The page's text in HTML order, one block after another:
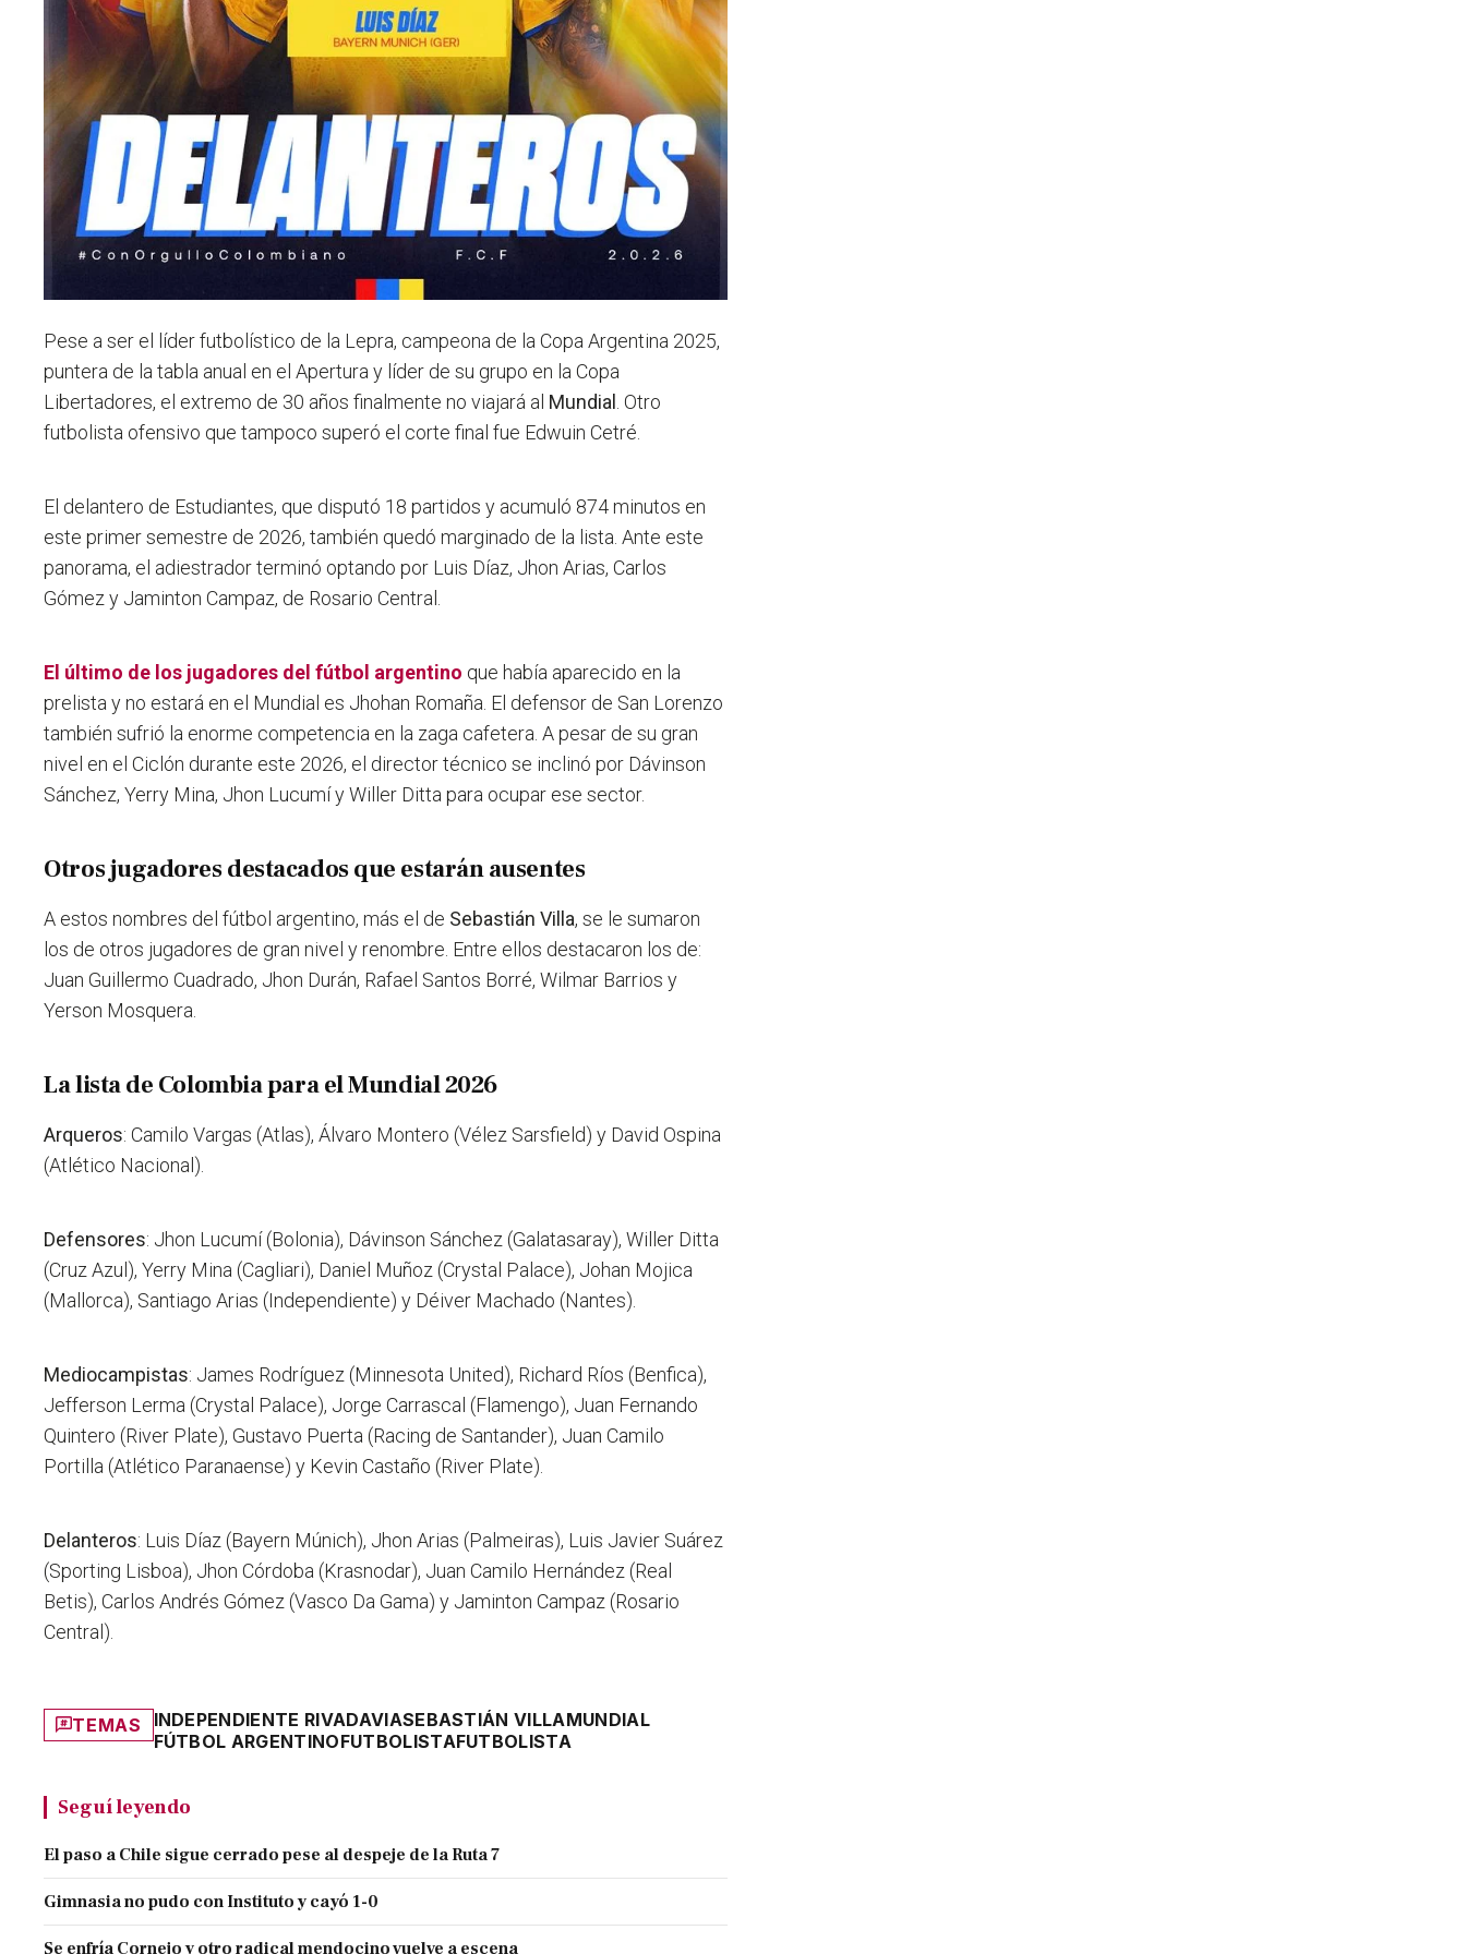
Pese a ser el líder futbolístico de la Lepra, campeona de la Copa Argentina 2025,
puntera de la tabla anual en el Apertura y líder de su grupo en la Copa
Libertadores, el extremo de 30 años finalmente no viajará al Mundial . Otro
futbolista ofensivo que tampoco superó el corte final fue Edwuin Cetré.
El delantero de Estudiantes, que disputó 18 partidos y acumuló 874 minutos en
este primer semestre de 2026, también quedó marginado de la lista. Ante este
panorama, el adiestrador terminó optando por Luis Díaz, Jhon Arias, Carlos
Gómez y Jaminton Campaz, de Rosario Central.
El último de los jugadores del fútbol argentino que había aparecido en la
prelista y no estará en el Mundial es Jhohan Romaña. El defensor de San Lorenzo
también sufrió la enorme competencia en la zaga cafetera. A pesar de su gran
nivel en el Ciclón durante este 2026, el director técnico se inclinó por Dávinson
Sánchez, Yerry Mina, Jhon Lucumí y Willer Ditta para ocupar ese sector.
Otros jugadores destacados que estarán ausentes
A estos nombres del fútbol argentino, más el de Sebastián Villa, se le sumaron
los de otros jugadores de gran nivel y renombre. Entre ellos destacaron los de:
Juan Guillermo Cuadrado, Jhon Durán, Rafael Santos Borré, Wilmar Barrios y
Yerson Mosquera.
La lista de Colombia para el Mundial 2026
Arqueros: Camilo Vargas (Atlas), Álvaro Montero (Vélez Sarsfield) y David Ospina
(Atlético Nacional).
Defensores: Jhon Lucumí (Bolonia), Dávinson Sánchez (Galatasaray), Willer Ditta
(Cruz Azul), Yerry Mina (Cagliari), Daniel Muñoz (Crystal Palace), Johan Mojica
(Mallorca), Santiago Arias (Independiente) y Déiver Machado (Nantes).
Mediocampistas: James Rodríguez (Minnesota United), Richard Ríos (Benfica),
Jefferson Lerma (Crystal Palace), Jorge Carrascal (Flamengo), Juan Fernando
Quintero (River Plate), Gustavo Puerta (Racing de Santander), Juan Camilo
Portilla (Atlético Paranaense) y Kevin Castaño (River Plate).
Delanteros: Luis Díaz (Bayern Múnich), Jhon Arias (Palmeiras), Luis Javier Suárez
(Sporting Lisboa), Jhon Córdoba (Krasnodar), Juan Camilo Hernández (Real
Betis), Carlos Andrés Gómez (Vasco Da Gama) y Jaminton Campaz (Rosario
Central).
TEMAS INDEPENDIENTE RIVADAVIASEBASTIÁN VILLAMUNDIAL
FÚTBOL ARGENTINOFUTBOLISTAFUTBOLISTA
Seguí leyendo
El paso a Chile sigue cerrado pese al despeje de la Ruta 7
Gimnasia no pudo con Instituto y cayó 1-0
Se enfría Cornejo y otro radical mendocino vuelve a escena